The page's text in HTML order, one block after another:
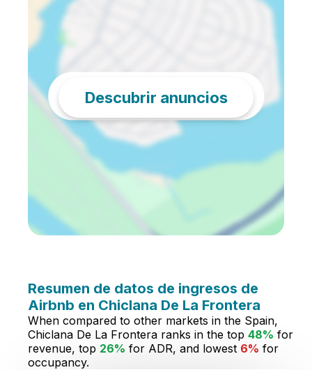
Descubrir anuncios
Resumen de datos de ingresos de
Airbnb en Chiclana De La Frontera
When compared to other markets in the Spain,
Chiclana De La Frontera ranks in the top 48% for
revenue, top 26% for ADR, and lowest 6% for
occupancy.